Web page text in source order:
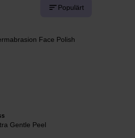
Populärt
Face Polish
Gentle Peel